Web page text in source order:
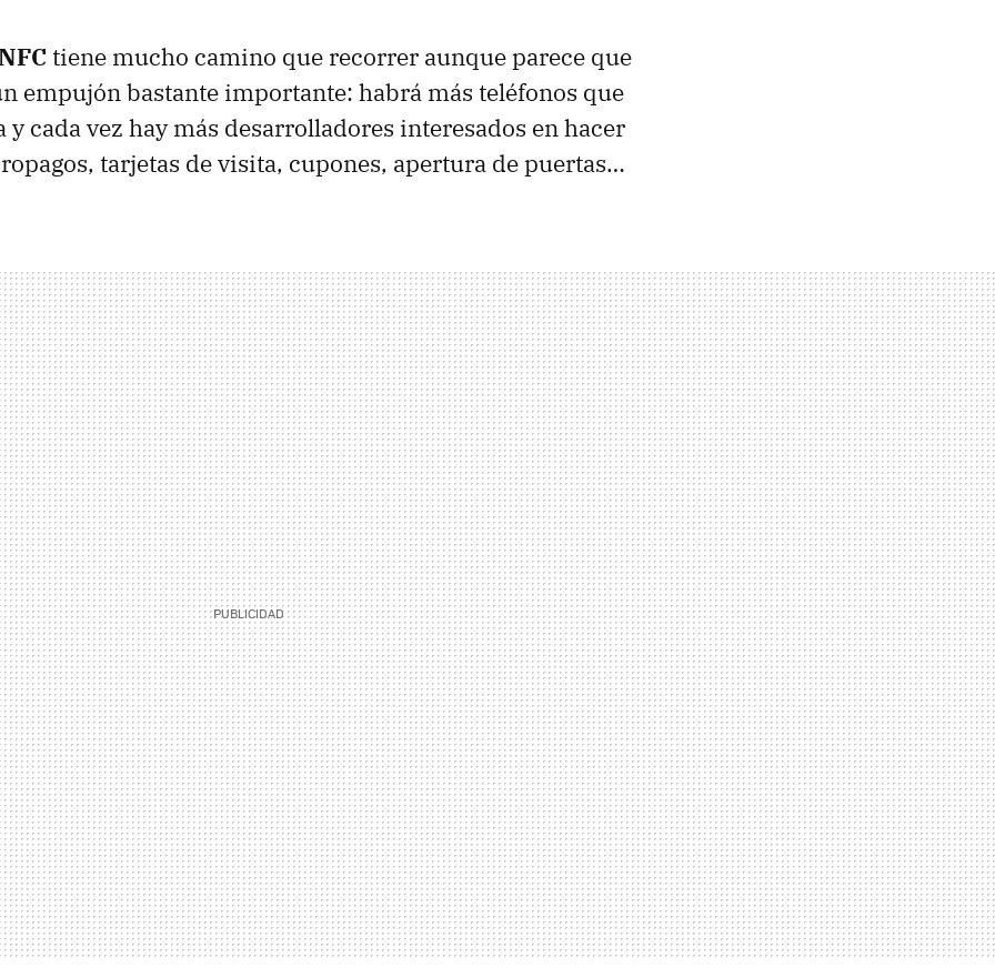
tiene mucho camino que recorrer aunque parece que
empujón bastante importante: habrá más teléfonos que
y cada vez hay más desarrolladores interesados en hacer
tarjetas de visita, cupones, apertura de puertas…